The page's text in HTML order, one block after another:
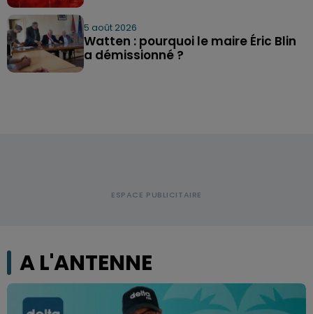
5 août 2026
Watten : pourquoi le maire Éric Blin
a démissionné ?
A L'ANTENNE